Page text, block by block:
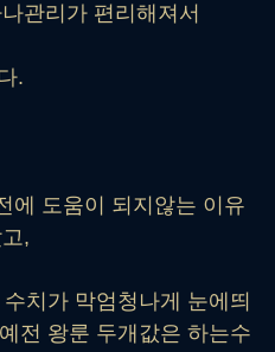
관리가 편리해져서
.
에 도움이 되지않는 이유
,
치가 막엄청나게 눈에띄
전 왕룬 두개값은 하는수